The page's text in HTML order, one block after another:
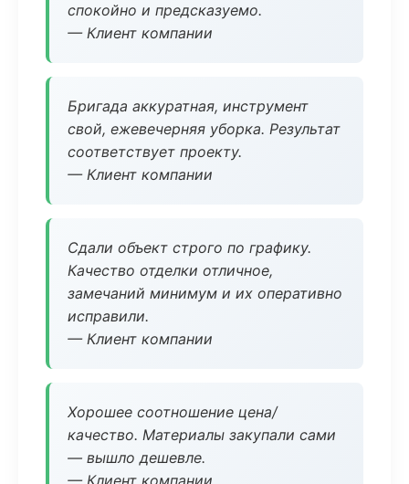
спокойно и предсказуемо.
— Клиент компании
Бригада аккуратная, инструмент
свой, ежевечерняя уборка. Результат
соответствует проекту.
— Клиент компании
Сдали объект строго по графику.
Качество отделки отличное,
замечаний минимум и их оперативно
исправили.
— Клиент компании
Хорошее соотношение цена/
качество. Материалы закупали сами
— вышло дешевле.
— Клиент компании